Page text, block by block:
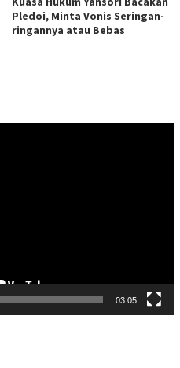
Pledoi, Minta Vonis Seringan-
ringannya atau Bebas
03:05